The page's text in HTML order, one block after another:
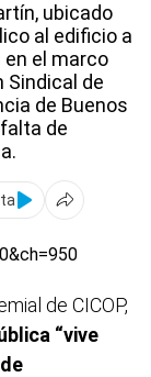
ubicado
al edificio a
el marco
Sindical de
de Buenos
de
de CICOP,
“vive